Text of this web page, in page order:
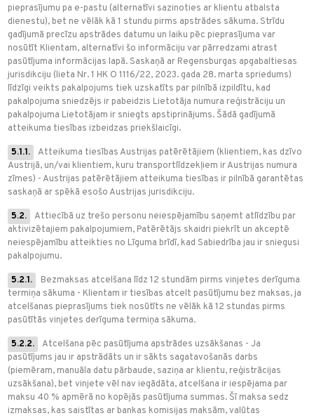
pieprasījumu pa e-pastu (alternatīvi sazinoties ar klientu atbalsta
dienestu), bet ne vēlāk kā 1 stundu pirms apstrādes sākuma. Strīdu
gadījumā precīzu apstrādes datumu un laiku pēc pieprasījuma var
nosūtīt Klientam, alternatīvi šo informāciju var pārredzami atrast
pasūtījuma informācijas lapā. Saskaņā ar Regensburgas apgabaltiesas
jurisdikciju (lieta Nr. 1 HK O 1116/22, 2023. gada 28. marta spriedums)
līdzīgi veikts pakalpojums tiek uzskatīts par pilnībā izpildītu, kad
pakalpojuma sniedzējs ir pabeidzis Lietotāja numura reģistrāciju un
pakalpojuma Lietotājam ir sniegts apstiprinājums. Šādā gadījumā
atteikuma tiesības izbeidzas priekšlaicīgi.
5.1.1.
Atteikuma tiesības Austrijas patērētājiem (klientiem, kas dzīvo
Austrijā, un/vai klientiem, kuru transportlīdzekļiem ir Austrijas numura
zīmes) - Austrijas patērētājiem atteikuma tiesības ir pilnībā garantētas
saskaņā ar spēkā esošo Austrijas jurisdikciju.
5.2.
Attiecībā uz trešo personu neiespējamību saņemt atlīdzību par
aktivizētajiem pakalpojumiem, Patērētājs skaidri piekrīt un akceptē
neiespējamību atteikties no Līguma brīdī, kad Sabiedrība jau ir sniegusi
pakalpojumu.
5.2.1.
Bezmaksas atcelšana līdz 12 stundām pirms vinjetes derīguma
termiņa sākuma - Klientam ir tiesības atcelt pasūtījumu bez maksas, ja
atcelšanas pieprasījums tiek nosūtīts ne vēlāk kā 12 stundas pirms
pasūtītās vinjetes derīguma termiņa sākuma.
5.2.2.
Atcelšana pēc pasūtījuma apstrādes uzsākšanas - Ja
pasūtījums jau ir apstrādāts un ir sākts sagatavošanās darbs
(piemēram, manuāla datu pārbaude, saziņa ar klientu, reģistrācijas
uzsākšana), bet vinjete vēl nav iegādāta, atcelšana ir iespējama par
maksu 40 % apmērā no kopējās pasūtījuma summas. Šī maksa sedz
izmaksas, kas saistītas ar bankas komisijas maksām, valūtas